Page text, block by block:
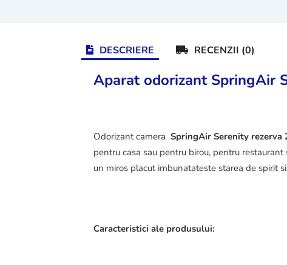
DESCRIERE RECENZII (0)
Aparat odorizant SpringAir
Odorizant cameraSpringAir Serenity rezerva
pentru casa sau pentru birou, pentru
un miros placut imbunatateste starea de spirit
Caracteristici ale produsului: